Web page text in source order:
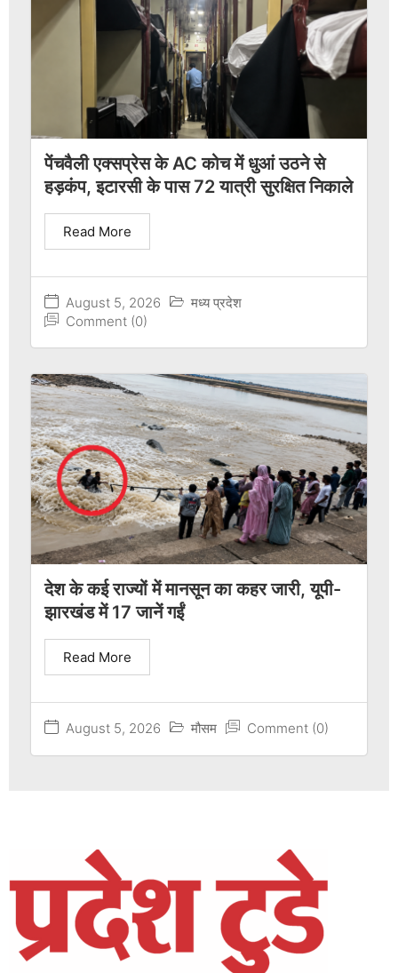
पेंचवैली एक्सप्रेस के AC कोच में धुआं उठने से
हड़कंप, इटारसी के पास 72 यात्री सुरक्षित निकाले
August 5, 2026
मध्य प्रदेश
Comment (0)
Read More
देश के कई राज्यों में मानसून का कहर जारी, यूपी-
झारखंड में 17 जानें गईं
August 5, 2026 मौसम Comment (0)
Read More